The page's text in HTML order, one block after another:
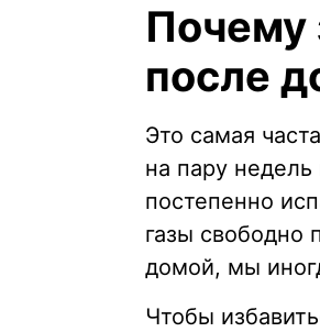
Почему
после
Это самая
на пару недель
постепенно
газы свободно
домой, мы
Чтобы